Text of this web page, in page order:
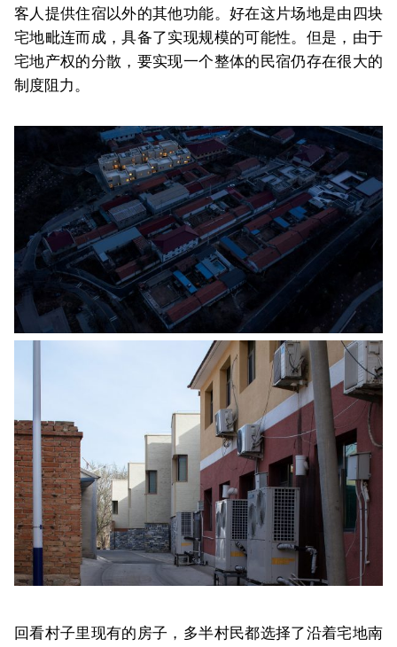
客人提供住宿以外的其他功能。好在这片场地是由四块
宅地毗连而成，具备了实现规模的可能性。但是，由于
宅地产权的分散，要实现一个整体的民宿仍存在很大的
制度阻力。
回看村子里现有的房子，多半村民都选择了沿着宅地南